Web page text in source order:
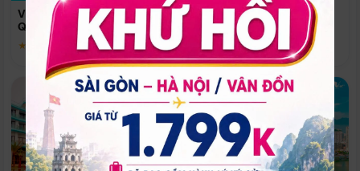
Vinpearl Resort & Spa Phu
Quoc
★ 5.0
Quoc
Phú Quốc
★ 5.0